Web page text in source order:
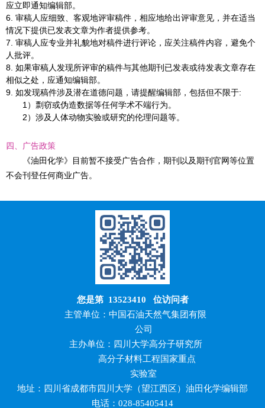
应立即通知编辑部。
6. 审稿人应细致、客观地评审稿件，相应地给出评审意见，并在适当
情况下提供已发表文章为作者提供参考。
7. 审稿人应专业并礼貌地对稿件进行评论，应关注稿件内容，避免个
人批评。
8. 如果审稿人发现所评审的稿件与其他期刊已发表或待发表文章存在
相似之处，应通知编辑部。
9. 如发现稿件涉及潜在道德问题，请提醒编辑部，包括但不限于:
1 ）剽窃或伪造数据等任何学术不端行为。
2）涉及人体动物实验或研究的伦理问题等。
四、广告政策
《油田化学》目前暂不接受广告合作，期刊以及期刊官网等位置
不会刊登任何商业广告。
您是第 13523410 位访问者
主管单位：中国石油天然气集团有限
公司
主办单位：四川大学高分子研究所
高分子材料工程国家重点
实验室
地址：四川省成都市四川大学（望江西区）油田化学编辑部
电话：028-85405414